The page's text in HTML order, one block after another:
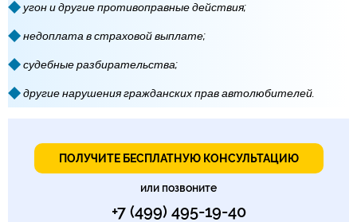
угон и другие противоправные действия;
недоплата в страховой выплате;
судебные разбирательства;
другие нарушения гражданских прав автолюбителей.
ПОЛУЧИТЕ БЕСПЛАТНУЮ КОНСУЛЬТАЦИЮ
или позвоните
+7 (499) 495-19-40